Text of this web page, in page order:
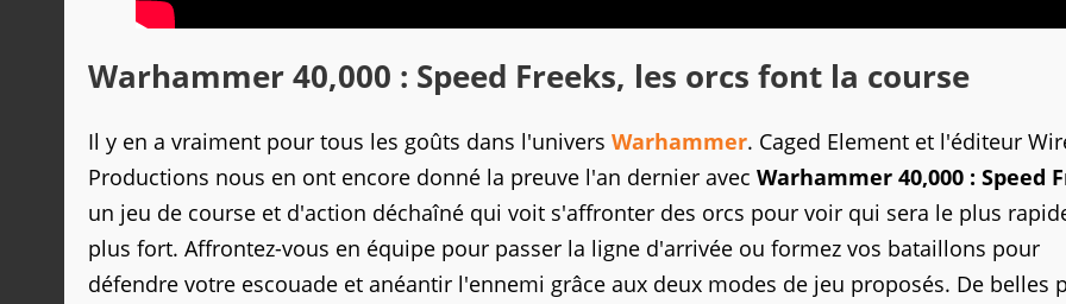
Warhammer 40,000 : Speed Freeks, les orcs font la course
Il y en a vraiment pour tous les goûts dans l'univers Warhammer. Caged Element et l'éditeur
Productions nous en ont encore donné la preuve l'an dernier avec Warhammer 40,000 : Speed
un jeu de course et d'action déchaîné qui voit s'affronter des orcs pour voir qui sera le plus
plus fort. Affrontez-vous en équipe pour passer la ligne d'arrivée ou formez vos bataillons pour
défendre votre escouade et anéantir l'ennemi grâce aux deux modes de jeu proposés. De belles